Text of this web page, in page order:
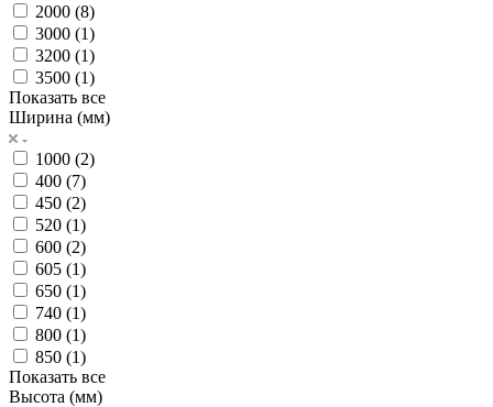
2000 (8)
3000 (1)
3200 (1)
3500 (1)
Показать все
Ширина (мм)
1000 (2)
400 (7)
450 (2)
520 (1)
600 (2)
605 (1)
650 (1)
740 (1)
800 (1)
850 (1)
Показать все
Высота (мм)